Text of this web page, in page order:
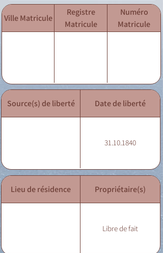
Ville Matricule
Registre
Matricule
Numéro
Matricule
Source(s) de liberté Date de liberté
31.10.1840
Lieu de résidence Propriétaire(s)
Libre de fait